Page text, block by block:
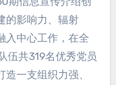
的影响力、辐射
入中心工作，在全
伍共319名优秀党员
一支组织力强、